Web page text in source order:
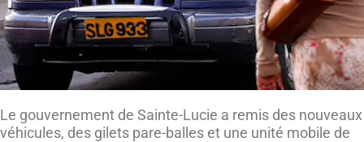
Le gouvernement de Sainte-Lucie a remis des nouveaux
véhicules, des gilets pare-balles et une unité mobile de